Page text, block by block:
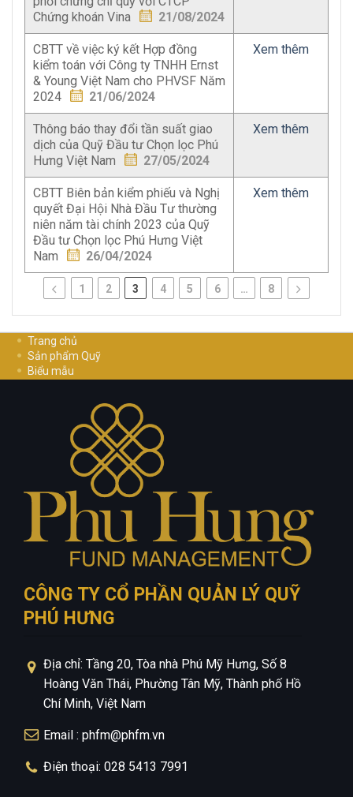
Chứng khoán Vina
21/08/2024
CBTT về việc ký kết Hợp đồng
kiểm toán với Công ty TNHH Ernst
& Young Việt Nam cho PHVSF Năm
2024
21/06/2024
Xem thêm
Thông báo thay đổi tần suất giao
dịch của Quỹ Đầu tư Chọn lọc Phú
Hưng Việt Nam
27/05/2024
Xem thêm
CBTT Biên bản kiểm phiếu và Nghị
quyết Đại Hội Nhà Đầu Tư thường
niên năm tài chính 2023 của Quỹ
Đầu tư Chọn lọc Phú Hưng Việt
Nam
26/04/2024
Xem thêm
1 2 3 4 5 6 … 8
Trang chủ
Sản phẩm Quỹ
Biểu mẫu
Cơ Hội Nghề Nghiệp
Chính sách bảo mật
CÔNG TY CỔ PHẦN QUẢN LÝ QUỸ
PHÚ HƯNG
Địa chỉ: Tầng 20, Tòa nhà Phú Mỹ Hưng, Số 8
Hoàng Văn Thái, Phường Tân Mỹ, Thành phố Hồ
Chí Minh, Việt Nam
Email : phfm@phfm.vn
Điện thoại: 028 5413 7991